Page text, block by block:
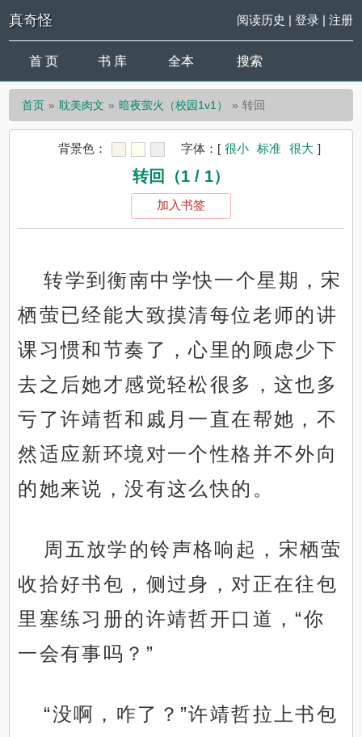
真奇怪 阅读历史 | 登录| 注册
首 页 书 库 全本 搜索
首页 耽美肉文 暗夜萤火（校园1v1） 转回
背景色： 字体： [ 很小 标准 很大 ]
转回（1 / 1）
加入书签
转学到衡南中学快一个星期，宋
栖萤已经能大致摸清每位老师的讲
课习惯和节奏了，心里的顾虑少下
去之后她才感觉轻松很多，这也多
亏了许靖哲和戚月一直在帮她，不
然适应新环境对一个性格并不外向
的她来说，没有这么快的。
周五放学的铃声格响起，宋栖萤
收拾好书包，侧过身，对正在往包
里塞练习册的许靖哲开口道，“你
一会有事吗？”
“没啊，咋了？”许靖哲拉上书包